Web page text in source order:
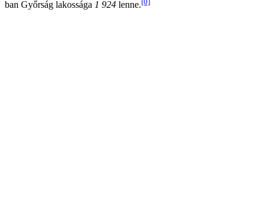
ban Győrság lakossága 1 924 lenne.